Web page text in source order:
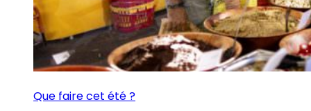
Que faire cet été ?